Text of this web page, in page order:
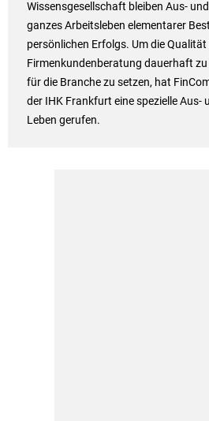
Wissensgesellschaft bleiben Aus-
ganzes Arbeitsleben elementarer
persönlichen Erfolgs. Um die Qualität
Firmenkundenberatung dauerhaft
für die Branche zu setzen, hat
der IHK Frankfurt eine spezielle Aus-
Leben gerufen.